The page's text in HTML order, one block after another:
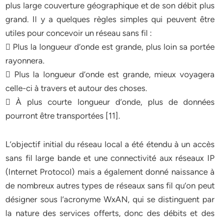
plus large couverture géographique et de son débit plus
grand. Il y a quelques règles simples qui peuvent être
utiles pour concevoir un réseau sans fil :
 Plus la longueur d’onde est grande, plus loin sa portée
rayonnera.
 Plus la longueur d’onde est grande, mieux voyagera
celle-ci à travers et autour des choses.
 À plus courte longueur d’onde, plus de données
pourront être transportées [11].
L’objectif initial du réseau local a été étendu à un accès
sans fil large bande et une connectivité aux réseaux IP
(Internet Protocol) mais a également donné naissance à
de nombreux autres types de réseaux sans fil qu’on peut
désigner sous l’acronyme WxAN, qui se distinguent par
la nature des services offerts, donc des débits et des